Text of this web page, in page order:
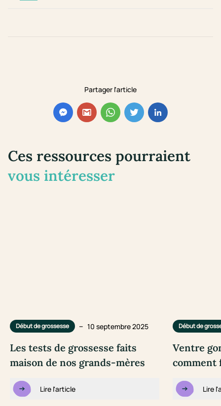
Partager l'article
Ces ressources pourraient
vous intéresser
Début de grossesse – 10 septembre 2025
Les tests de grossesse faits
maison de nos grands-mères
Lire l'article
Début de
Ventre
comment
Lire